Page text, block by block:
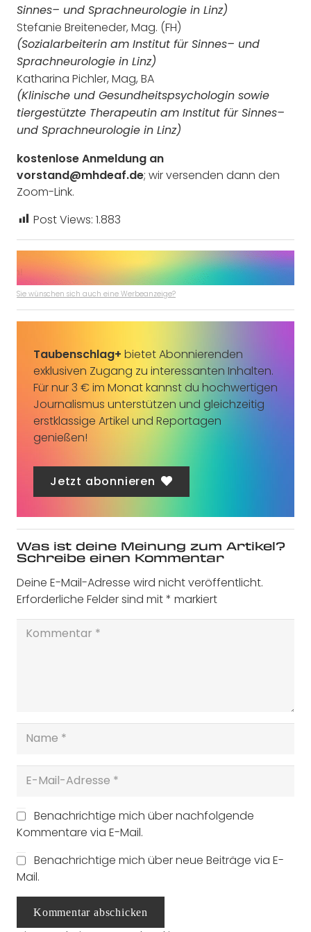
Sinnes– und Sprachneurologie in Linz)
Stefanie Breiteneder, Mag. (FH)
(Sozialarbeiterin am Institut für Sinnes– und
Sprachneurologie in Linz)
Katharina Pichler, Mag, BA
(Klinische und Gesundheitspsychologin sowie
tiergestützte Therapeutin am Institut für Sinnes–
und Sprachneurologie in Linz)
kostenlose Anmeldung an
vorstand@mhdeaf.de; wir versenden dann den
Zoom-Link.
Post Views: 1.883
Sie wünschen sich auch eine Werbeanzeige?
Taubenschlag+ bietet Abonnierenden
exklusiven Zugang zu interessanten Inhalten.
Für nur 3 € im Monat kannst du hochwertigen
Journalismus unterstützen und gleichzeitig
erstklassige Artikel und Reportagen
genießen!
Jetzt abonnieren
Was ist deine Meinung zum Artikel?
Schreibe einen Kommentar
Deine E-Mail-Adresse wird nicht veröffentlicht.
Erforderliche Felder sind mit* markiert
Benachrichtige mich über nachfolgende
Kommentare via E-Mail.
Benachrichtige mich über neue Beiträge via E-
Mail.
Kommentar abschicken